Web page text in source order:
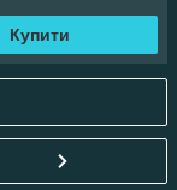
Купити